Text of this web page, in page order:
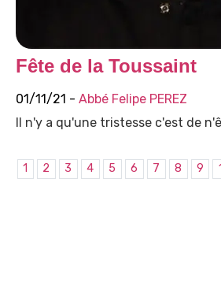
Fête de la Toussaint
01/11/21 - Abbé Felipe PEREZ
Il n'y a qu'une tristesse c'est de
1 2 3 4 5 6 7 8 9